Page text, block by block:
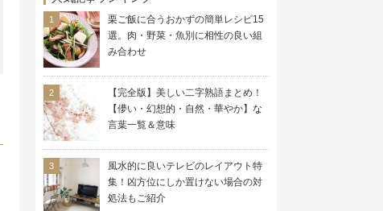
栗ご飯に合うおかずの簡単レシピ15
選。肉・野菜・魚別に相性の良い組
み合わせ
【完全版】美しい二字熟語まとめ！
【儚い・幻想的・自然・華やか】な
言葉一覧＆意味
風水的に良いテレビのレイアウト特
集！凶方位にしか置けない場合の対
処法もご紹介